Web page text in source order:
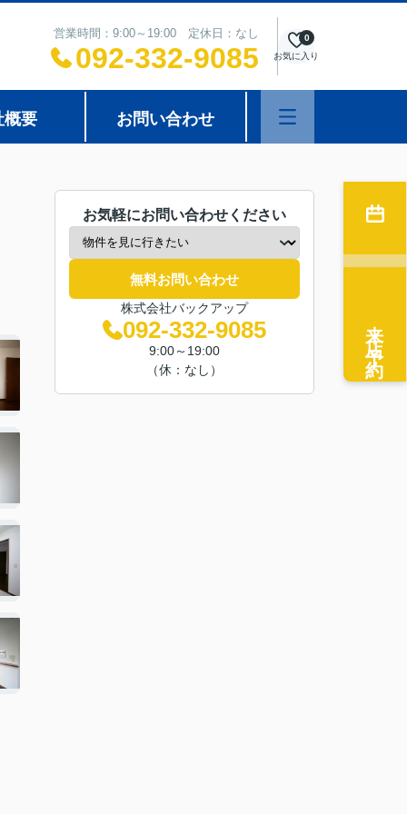
営業時間：9:00～19:00 定休日：なし
092-332-9085 お気に入り
0
概要 お問い合わせ
お気軽にお問い合わせください
無料お問い合わせ
株式会社バックアップ
092-332-9085
9:00～19:00
（休：なし）
来店予約